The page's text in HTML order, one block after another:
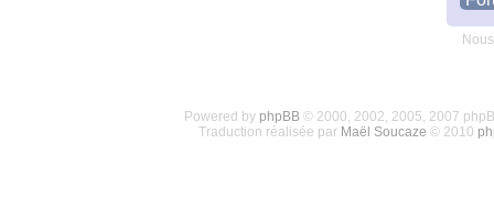
Powered by phpBB© 2000, 2002, 2005, 2007
Traduction réalisée par Maël Soucaze © 2010